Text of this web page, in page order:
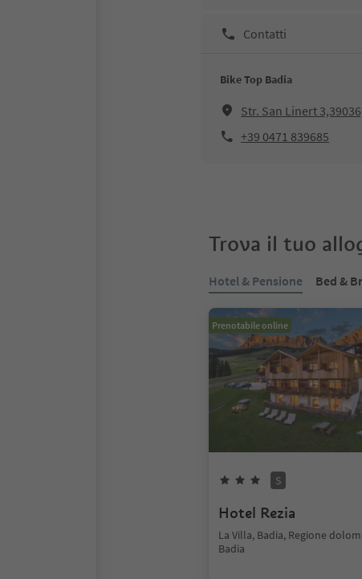
Contatti
Bike Top Badia
Str. San Linert
+39 0471 839685
Trova il tuo
Hotel & Pensione Bed &
Prenotabile online
S
Hotel Rezia
La Villa, Badia, Regione
Badia